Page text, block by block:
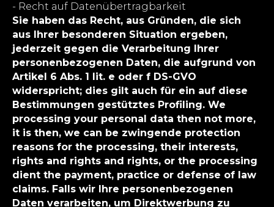
- Recht auf Datenübertragbarkeit
Sie haben das Recht, aus Gründen, die sich
aus Ihrer besonderen Situation ergeben,
jederzeit gegen die Verarbeitung Ihrer
personenbezogenen Daten, die aufgrund von
Artikel 6 Abs. 1 lit. e oder f DS-GVO
widerspricht; dies gilt auch für ein auf diese
Bestimmungen gestütztes Profiling. We
processing your personal data then not more,
it is then, we can be zwingende protection
reasons for the processing, their interests,
rights and rights and rights, or the processing
dient the payment, practice or defense of law
claims. Falls wir Ihre personenbezogenen
Daten verarbeiten, um Direktwerbung zu